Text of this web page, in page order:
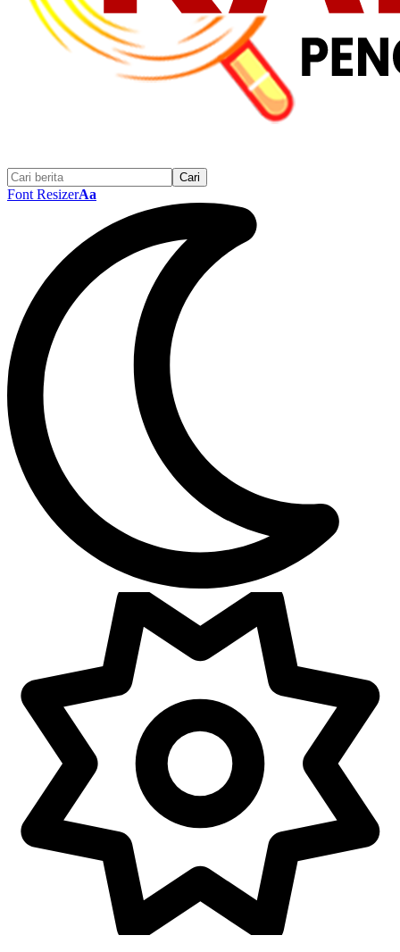
Font ResizerAa